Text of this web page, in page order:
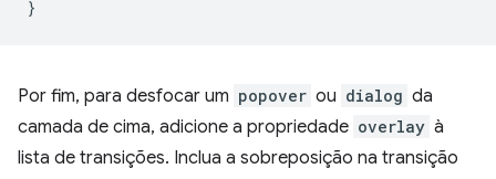
}
Por fim, para desfocar um popover ou dialog da
camada de cima, adicione a propriedade overlay à
lista de transições. Inclua a sobreposição na transição